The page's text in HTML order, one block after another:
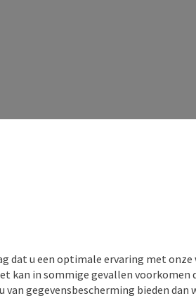
dat u een optimale ervaring met
kan in sommige gevallen voorkomen
van gegevensbescherming bieden